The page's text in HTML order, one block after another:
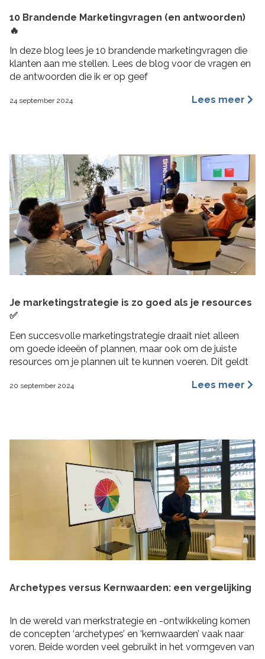
10 Brandende Marketingvragen (en antwoorden)
🔥
In deze blog lees je 10 brandende marketingvragen die
klanten aan me stellen. Lees de blog voor de vragen en
de antwoorden die ik er op geef
24 september 2024 Lees meer
Je marketingstrategie is zo goed als je resources
✅
Een succesvolle marketingstrategie draait niet alleen
om goede ideeën of plannen, maar ook om de juiste
resources om je plannen uit te kunnen voeren. Dit geldt
kunnen zijn en efficiëntie cruciaal is. In deze blogpost 4
intern maken dat je dit gaat waarmaken!
20 september 2024 Lees meer
Archetypes versus Kernwaarden: een vergelijking
In de wereld van merkstrategie en -ontwikkeling komen
de concepten ‘archetypes’ en ‘kernwaarden’ vaak naar
voren. Beide worden veel gebruikt in het vormgeven van